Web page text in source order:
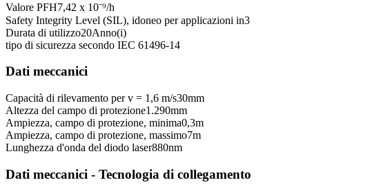
Valore PFH7,42 x 10⁻⁹/h
Safety Integrity Level (SIL), idoneo per applicazioni in3
Durata di utilizzo20Anno(i)
tipo di sicurezza secondo IEC 61496-14
Dati meccanici
Capacità di rilevamento per v = 1,6 m/s30mm
Altezza del campo di protezione1.290mm
Ampiezza, campo di protezione, minima0,3m
Ampiezza, campo di protezione, massimo7m
Lunghezza d'onda del diodo laser880nm
Dati meccanici - Tecnologia di collegamento